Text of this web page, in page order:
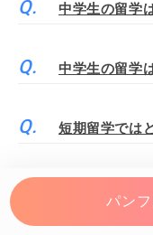
中学生の留学
中学生の留学
短期留学では
パン